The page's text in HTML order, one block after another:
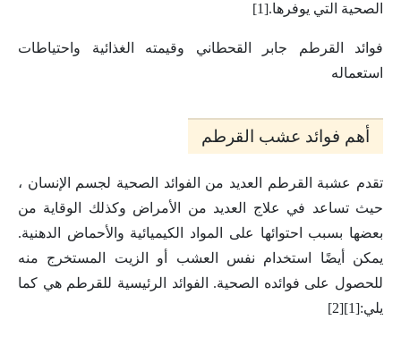
الصحية التي يوفرها.[1]
فوائد القرطم جابر القحطاني وقيمته الغذائية واحتياطات
استعماله
أهم فوائد عشب القرطم
تقدم عشبة القرطم العديد من الفوائد الصحية لجسم الإنسان ،
حيث تساعد في علاج العديد من الأمراض وكذلك الوقاية من
بعضها بسبب احتوائها على المواد الكيميائية والأحماض الدهنية.
يمكن أيضًا استخدام نفس العشب أو الزيت المستخرج منه
للحصول على فوائده الصحية. الفوائد الرئيسية للقرطم هي كما
يلي:[1][2]